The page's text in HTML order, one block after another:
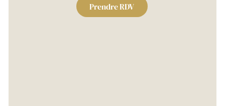
Prendre RDV